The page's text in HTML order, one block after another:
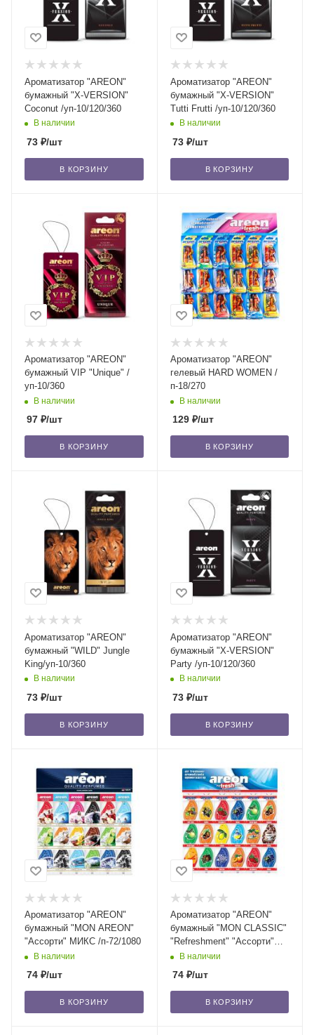
Ароматизатор "AREON"
бумажный "X-VERSION"
Coconut /уп-10/120/360
В наличии
73 ₽/шт
В КОРЗИНУ
Ароматизатор "AREON"
бумажный "X-VERSION"
Tutti Frutti /уп-10/120/360
В наличии
73₽/шт
В КОРЗИНУ
Ароматизатор "AREON"
бумажный VIP "Unique" /
уп-10/360
В наличии
97 ₽/шт
В КОРЗИНУ
Ароматизатор "AREON"
гелевый HARD WOMEN /
п-18/270
В наличии
129₽/шт
В КОРЗИНУ
Ароматизатор "AREON"
бумажный "WILD" Jungle
King/уп-10/360
В наличии
73 ₽/шт
В КОРЗИНУ
Ароматизатор "AREON"
бумажный "X-VERSION"
Party /уп-10/120/360
В наличии
73₽/шт
В КОРЗИНУ
Ароматизатор "AREON"
бумажный "MON AREON"
"Ассорти" МИКС /п-72/1080
В наличии
74 ₽/шт
В КОРЗИНУ
Ароматизатор "AREON"
бумажный "MON CLASSIC"
"Refreshment" "Ассорти"
МИКС /п-72/1080
В наличии
74₽/шт
В КОРЗИНУ